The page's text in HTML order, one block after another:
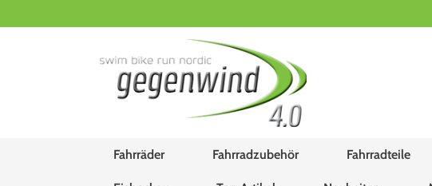
Fahrräder Fahrradzubehör Fahrradteile